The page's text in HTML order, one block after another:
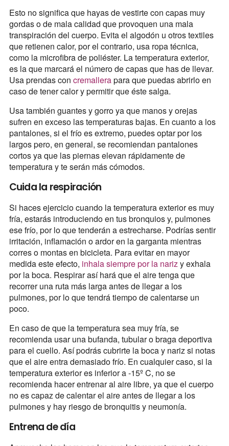
Esto no significa que hayas de vestirte con capas muy
gordas o de mala calidad que provoquen una mala
transpiración del cuerpo. Evita el algodón u otros textiles
que retienen calor, por el contrario, usa ropa técnica,
como la microfibra de poliéster. La temperatura exterior,
es la que marcará el número de capas que has de llevar.
Usa prendas con cremallerapara que puedas abrirlo en
caso de tener calor y permitir que éste salga.
Usa también guantes y gorro ya que manos y orejas
sufren en exceso las temperaturas bajas. En cuanto a los
pantalones, si el frío es extremo, puedes optar por los
largos pero, en general, se recomiendan pantalones
cortos ya que las piernas elevan rápidamente de
temperatura y te serán más cómodos.
Cuida la respiración
Si haces ejercicio cuando la temperatura exterior es muy
fría, estarás introduciendo en tus bronquios y, pulmones
ese frío, por lo que tenderán a estrecharse. Podrías sentir
irritación, inflamación o ardor en la garganta mientras
corres o montas en bicicleta. Para evitar en mayor
medida este efecto, inhala siempre por la narizy exhala
por la boca. Respirar así hará que el aire tenga que
recorrer una ruta más larga antes de llegar a los
pulmones, por lo que tendrá tiempo de calentarse un
poco.
En caso de que la temperatura sea muy fría, se
recomienda usar una bufanda, tubular o braga deportiva
para el cuello. Así podrás cubrirte la boca y nariz si notas
que el aire entra demasiado frío. En cualquier caso, si la
temperatura exterior es inferior a -15º C, no se
recomienda hacer entrenar al aire libre, ya que el cuerpo
no es capaz de calentar el aire antes de llegar a los
pulmones y hay riesgo de bronquitis y neumonía.
Entrena de día